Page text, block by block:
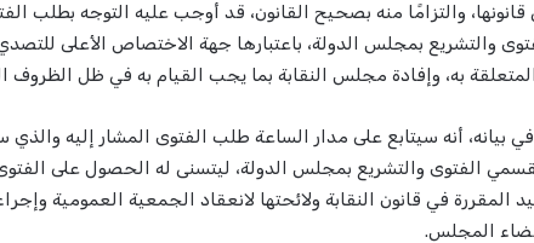
والتزامًا منه بصحيح القانون، قد أوجب عليه التوجه بطلب
والتشريع بمجلس الدولة، باعتبارها جهة الاختصاص الأعلى للتصدي
المتعلقة به، وإفادة مجلس النقابة بما يجب القيام به في ظل الظروف
بيانه، أنه سيتابع على مدار الساعة طلب الفتوى المشار إليه والذي
الفتوى والتشريع بمجلس الدولة، ليتسنى له الحصول على الفتوى
المقررة في قانون النقابة ولائحتها لانعقاد الجمعية العمومية
المجلس.